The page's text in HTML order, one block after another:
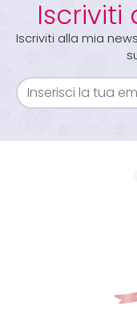
Iscriviti
Iscriviti alla mia